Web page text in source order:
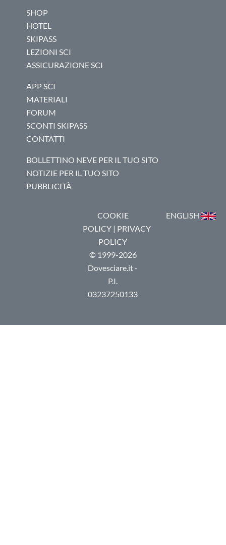
SHOP
HOTEL
SKIPASS
LEZIONI SCI
ASSICURAZIONE SCI
APP SCI
MATERIALI
FORUM
SCONTI SKIPASS
CONTATTI
BOLLETTINO NEVE PER IL TUO SITO
NOTIZIE PER IL TUO SITO
PUBBLICITÀ
COOKIE
POLICY| PRIVACY
POLICY
© 1999-2026
Dovesciare.it -
P.I.
03237250133
ENGLISH